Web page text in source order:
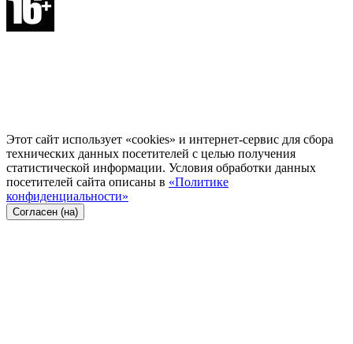
Этот сайт использует «cookies» и интернет-сервис для сбора
технических данных посетителей с целью получения
статистической информации. Условия обработки данных
посетителей сайта описаны в «Политике
конфиденциальности»
Согласен (на)